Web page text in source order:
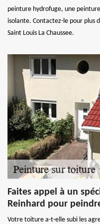
peinture hydrofuge, une
isolante. Contactez-le pour plus
Saint Louis La Chaussee.
Faites appel à un
Reinhard pour
Votre toiture a-t-elle subi les